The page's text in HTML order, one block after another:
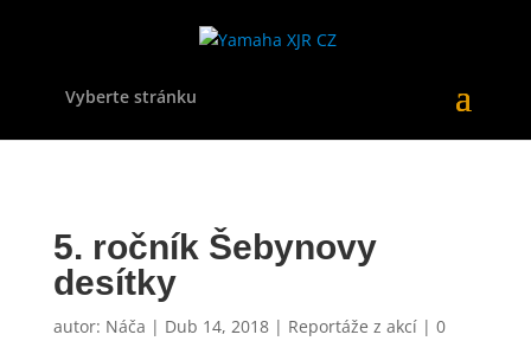
Vyberte stránku
5. ročník Šebynovy
desítky
autor: Náča | Dub 14, 2018| Reportáže z akcí| 0